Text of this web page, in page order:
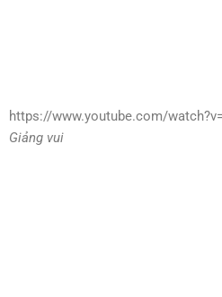
https://www.youtube.com/
Giảng vui